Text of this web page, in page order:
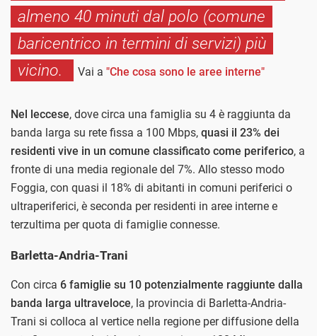
almeno 40 minuti dal polo (comune
baricentrico in termini di servizi) più
vicino.
Vai a "Che cosa sono le aree interne"
Nel leccese, dove circa una famiglia su 4 è raggiunta da
banda larga su rete fissa a 100 Mbps, quasi il 23% dei
residenti vive in un comune classificato come periferico, a
fronte di una media regionale del 7%. Allo stesso modo
Foggia, con quasi il 18% di abitanti in comuni periferici o
ultraperiferici, è seconda per residenti in aree interne e
terzultima per quota di famiglie connesse.
Barletta-Andria-Trani
Con circa 6 famiglie su 10 potenzialmente raggiunte dalla
banda larga ultraveloce, la provincia di Barletta-Andria-
Trani si colloca al vertice nella regione per diffusione della